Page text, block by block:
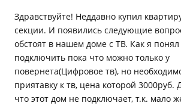
Здравствуйте! Неддавно купил
секции. И появились следующие
обстоят в нашем доме с ТВ. Как я понял
подключить пока что можно только у
повернета(Цифровое тв), но
приятавку к тв, цена которой 3000руб.
что этот дом не подключает, т.к. мало